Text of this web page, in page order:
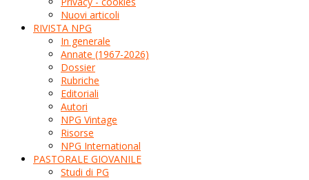
Nuovi articoli
RIVISTA NPG
In generale
Annate (1967-2026)
Dossier
Rubriche
Editoriali
Autori
NPG Vintage
Risorse
NPG International
PASTORALE GIOVANILE
Studi di PG